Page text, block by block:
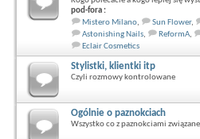
pod-fora :
Mistero Milano, Sun Flower,
Astonishing Nails, ReformA,
Eclair Cosmetics
Stylistki, klientki itp
Czyli rozmowy kontrolowane
Ogólnie o paznokciach
Wszystko co z paznokciami związane